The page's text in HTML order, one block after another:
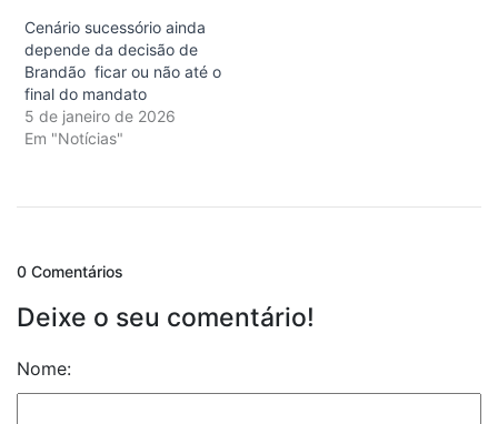
Cenário sucessório ainda
depende da decisão de
Brandão ficar ou não até o
final do mandato
5 de janeiro de 2026
Em "Notícias"
0 Comentários
Deixe o seu comentário!
Nome: